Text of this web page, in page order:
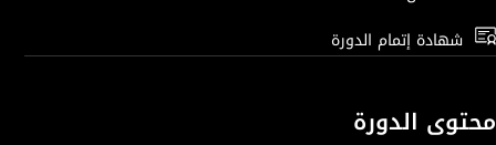
شهادة إتمام الدورة
محتوى الدورة